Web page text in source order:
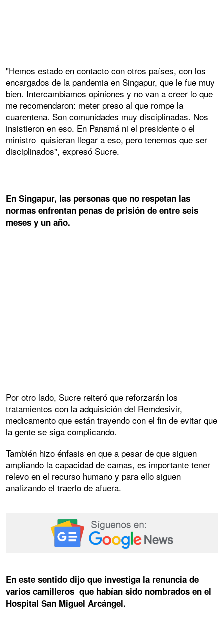
"Hemos estado en contacto con otros países, con los
encargados de la pandemia en Singapur, que le fue muy
bien. Intercambiamos opiniones y no van a creer lo que
me recomendaron: meter preso al que rompe la
cuarentena. Son comunidades muy disciplinadas. Nos
insistieron en eso. En Panamá ni el presidente o el
ministro quisieran llegar a eso, pero tenemos que ser
disciplinados", expresó Sucre.
En Singapur, las personas que no respetan las
normas enfrentan penas de prisión de entre seis
meses y un año.
Por otro lado, Sucre reiteró que reforzarán los
tratamientos con la adquisición del Remdesivir,
medicamento que están trayendo con el fin de evitar que
la gente se siga complicando.
También hizo énfasis en que a pesar de que siguen
ampliando la capacidad de camas, es importante tener
relevo en el recurso humano y para ello siguen
analizando el traerlo de afuera.
En este sentido dijo que investiga la renuncia de
varios camilleros que habían sido nombrados en el
Hospital San Miguel Arcángel.